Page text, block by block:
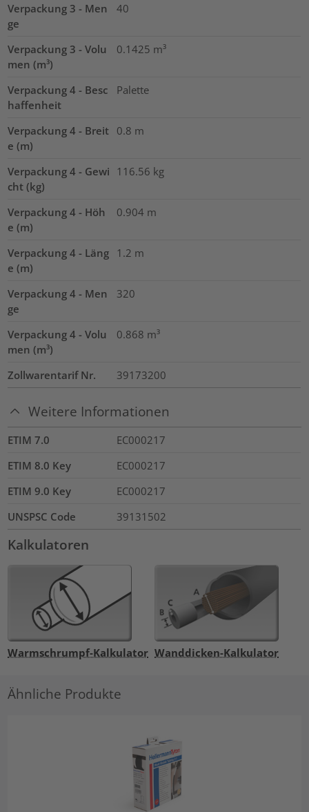
Verpackung 3 - Men
ge
40
Verpackung 3 - Volu
men (m³)
0.1425 m³
Verpackung 4 - Besc
haffenheit
Palette
Verpackung 4 - Breit
e (m)
0.8 m
Verpackung 4 - Gewi
cht (kg)
116.56 kg
Verpackung 4 - Höh
e (m)
0.904 m
Verpackung 4 - Läng
e (m)
1.2 m
Verpackung 4 - Men
ge
320
Verpackung 4 - Volu
men (m³)
0.868 m³
Zollwarentarif Nr. 39173200
Weitere Informationen
ETIM 7.0
EC000217
ETIM 8.0 Key
EC000217
ETIM 9.0 Key
EC000217
UNSPSC Code
39131502
Kalkulatoren
Warmschrumpf-Kalkulator Wanddicken-Kalkulator
Ähnliche Produkte